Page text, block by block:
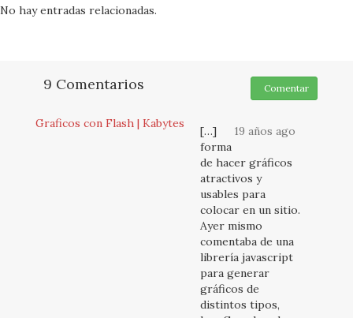
No hay entradas relacionadas.
9 Comentarios Comentar
Graficos con Flash | Kabytes
19 años ago
[…]
forma
de hacer gráficos
atractivos y
usables para
colocar en un sitio.
Ayer mismo
comentaba de una
librería javascript
para generar
gráficos de
distintos tipos,